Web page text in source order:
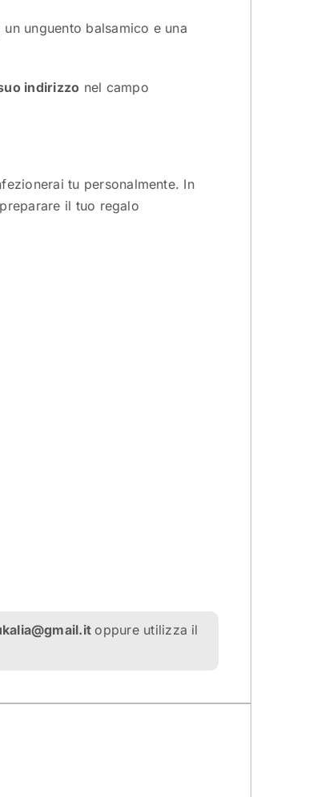
unguento balsamico e una
indirizzo nel campo
tu personalmente. In
il tuo regalo
oppure utilizza il